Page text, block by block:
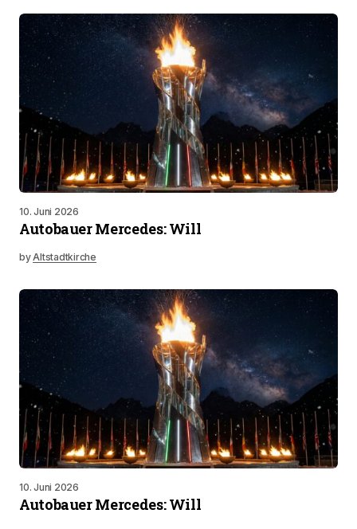
10. Juni 2026
Autobauer Mercedes: Will
byAltstadtkirche
10. Juni 2026
Autobauer Mercedes: Will